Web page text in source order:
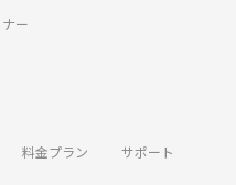
ー
料金プラン サポート